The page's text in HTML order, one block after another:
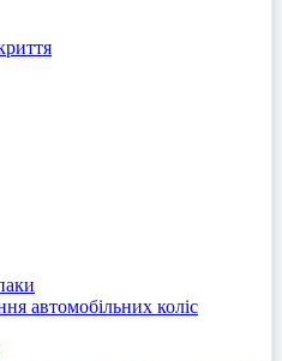
автомобільних коліс